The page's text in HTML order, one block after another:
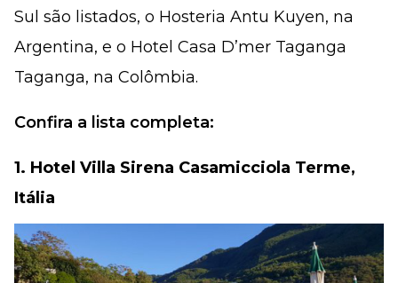
Sul são listados, o Hosteria Antu Kuyen, na
Argentina, e o Hotel Casa D’mer Taganga
Taganga, na Colômbia.
Confira a lista completa:
1. Hotel Villa Sirena Casamicciola Terme,
Itália